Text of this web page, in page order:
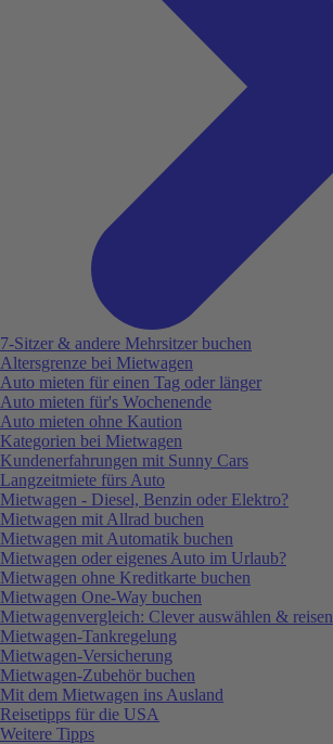
7-Sitzer & andere Mehrsitzer buchen
Altersgrenze bei Mietwagen
Auto mieten für einen Tag oder länger
Auto mieten für's Wochenende
Auto mieten ohne Kaution
Kategorien bei Mietwagen
Kundenerfahrungen mit Sunny Cars
Langzeitmiete fürs Auto
Mietwagen - Diesel, Benzin oder Elektro?
Mietwagen mit Allrad buchen
Mietwagen mit Automatik buchen
Mietwagen oder eigenes Auto im Urlaub?
Mietwagen ohne Kreditkarte buchen
Mietwagen One-Way buchen
Mietwagenvergleich: Clever auswählen & reisen
Mietwagen-Tankregelung
Mietwagen-Versicherung
Mietwagen-Zubehör buchen
Mit dem Mietwagen ins Ausland
Reisetipps für die USA
Weitere Tipps